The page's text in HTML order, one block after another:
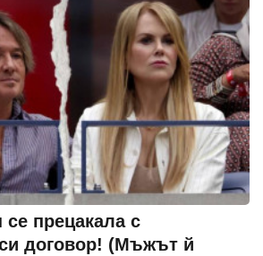
прецакала с
договор! (Мъжът й